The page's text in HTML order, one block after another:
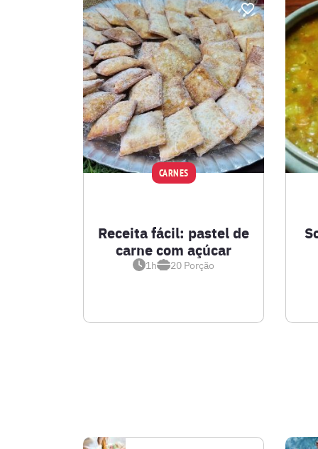
CARNES
Receita fácil: pastel de
carne com açúcar
1h 20 Porção